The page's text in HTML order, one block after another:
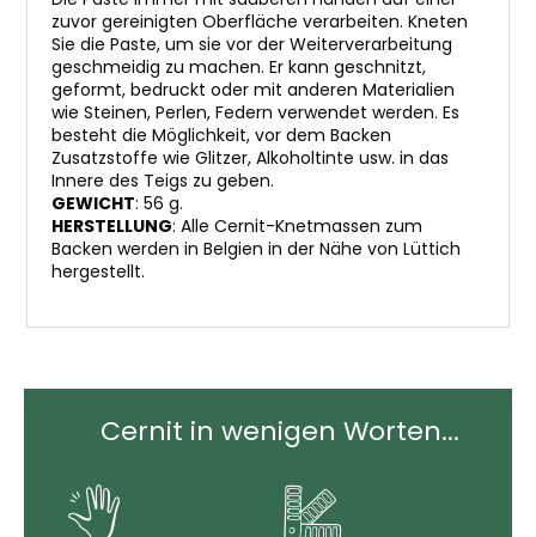
zuvor gereinigten Oberfläche verarbeiten. Kneten
Sie die Paste, um sie vor der Weiterverarbeitung
geschmeidig zu machen. Er kann geschnitzt,
geformt, bedruckt oder mit anderen Materialien
wie Steinen, Perlen, Federn verwendet werden. Es
besteht die Möglichkeit, vor dem Backen
Zusatzstoffe wie Glitzer, Alkoholtinte usw. in das
Innere des Teigs zu geben.
GEWICHT: 56 g.
HERSTELLUNG: Alle Cernit-Knetmassen zum
Backen werden in Belgien in der Nähe von Lüttich
hergestellt.
Cernit in wenigen Worten...